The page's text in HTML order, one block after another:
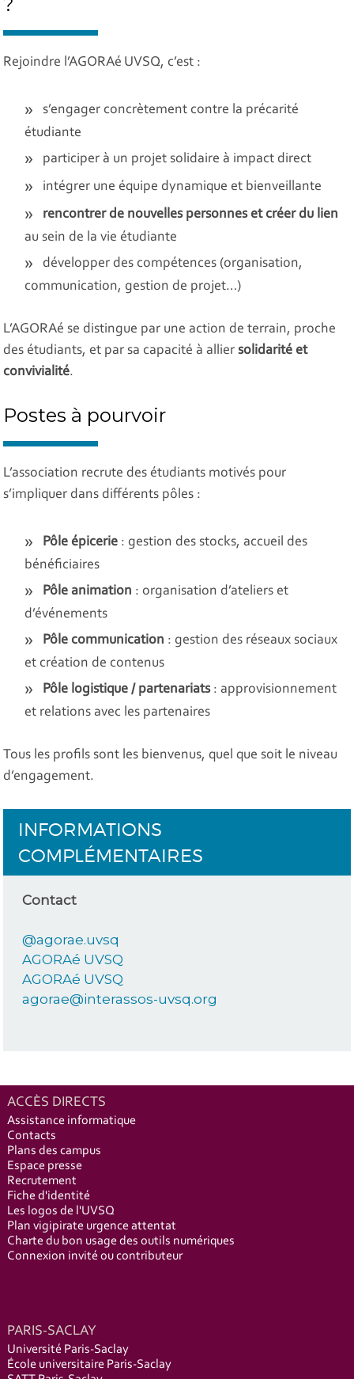
Rejoindre l’AGORAé UVSQ, c’est :
s’engager concrètement contre la précarité
étudiante
participer à un projet solidaire à impact direct
intégrer une équipe dynamique et bienveillante
rencontrer de nouvelles personnes et créer du lien
au sein de la vie étudiante
développer des compétences (organisation,
communication, gestion de projet…)
L’AGORAé se distingue par une action de terrain, proche
des étudiants, et par sa capacité à alliersolidarité et
convivialité.
Postes à pourvoir
L’association recrute des étudiants motivés pour
s’impliquer dans différents pôles :
Pôle épicerie : gestion des stocks, accueil des
bénéficiaires
Pôle animation : organisation d’ateliers et
d’événements
Pôle communication : gestion des réseaux sociaux
et création de contenus
Pôle logistique / partenariats: approvisionnement
et relations avec les partenaires
Tous les profils sont les bienvenus, quel que soit le niveau
d’engagement.
INFORMATIONS
COMPLÉMENTAIRES
Contact
@agorae.uvsq
AGORAé UVSQ
AGORAé UVSQ
agorae@interassos-uvsq.org
ACCÈS DIRECTS
Assistance informatique
Contacts
Plans des campus
Espace presse
Recrutement
Fiche d'identité
Les logos de l'UVSQ
Plan vigipirate urgence attentat
Charte du bon usage des outils numériques
Connexion invité ou contributeur
PARIS-SACLAY
Université Paris-Saclay
École universitaire Paris-Saclay